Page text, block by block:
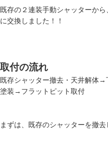
既存の２連装手動シャッターから
に交換しました！！
取付の流れ
既存シャッター撤去・天井解体
塗装→フラットピット取付
まずは、既存のシャッターを撤去